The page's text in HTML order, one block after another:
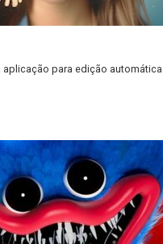
aplicação para edição